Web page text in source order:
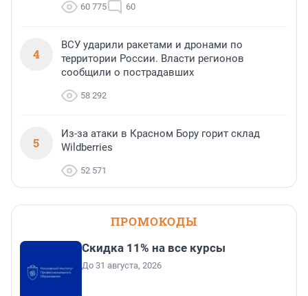
60 775 60
4
ВСУ ударили ракетами и дронами по
территории России. Власти регионов
сообщили о пострадавших
58 292
5
Из-за атаки в Красном Бору горит склад
Wildberries
52 571
ПРОМОКОДЫ
Скидка 11% на все курсы
До 31 августа, 2026